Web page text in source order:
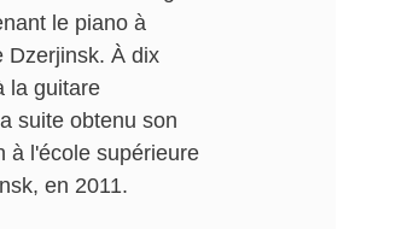
le piano à
Dzerjinsk. À dix
la guitare
suite obtenu son
à l'école supérieure
en 2011.